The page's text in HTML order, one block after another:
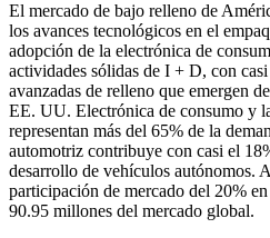
El mercado de bajo relleno de
los avances tecnológicos en el
adopción de la electrónica de
actividades sólidas de I + D, con
avanzadas de relleno que emergen
EE. UU. Electrónica de consumo y
representan más del 65% de la
automotriz contribuye con casi el
desarrollo de vehículos autónomos.
participación de mercado del 20%
90.95 millones del mercado global.